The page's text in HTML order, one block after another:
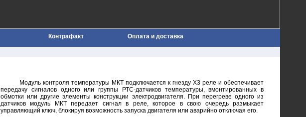
Контрафакт Оплата и доставка
Модуль контроля температуры МКТ подключается к гнезду Х3 реле и обеспечивает
передачу сигналов одного или группы РТС-датчиков температуры, вмонтированных в
обмотки или другие элементы конструкции электродвигателя. При перегреве одного из
датчиков модуль МКТ передает сигнал в реле, которое в свою очередь размыкает
управляющий ключ, блокируя возможность запуска двигателя или аварийно отключая его.